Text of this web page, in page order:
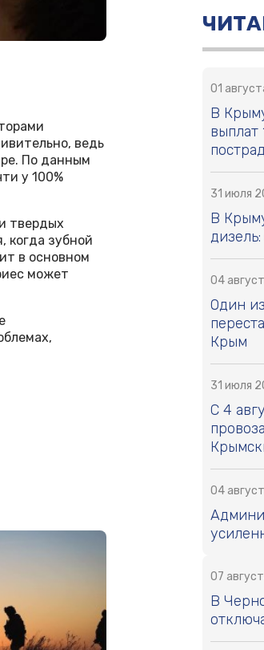
ведь
По данным
у 100%
твердых
когда зубной
в основном
может
01
В
выплат
31 июля
В
04
Один
Крым
31 июля
С 4
04
07
В